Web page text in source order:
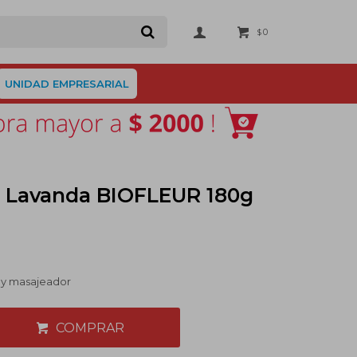
UNIDAD EMPRESARIAL
$0
BIOFLEUR 180g
masajeador
COMPRAR